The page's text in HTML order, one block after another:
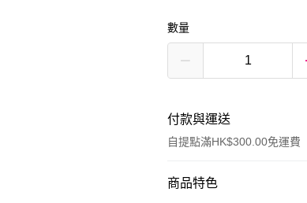
數量
付款與運送
自提點滿HK$300.00免運費
付款方式
商品特色